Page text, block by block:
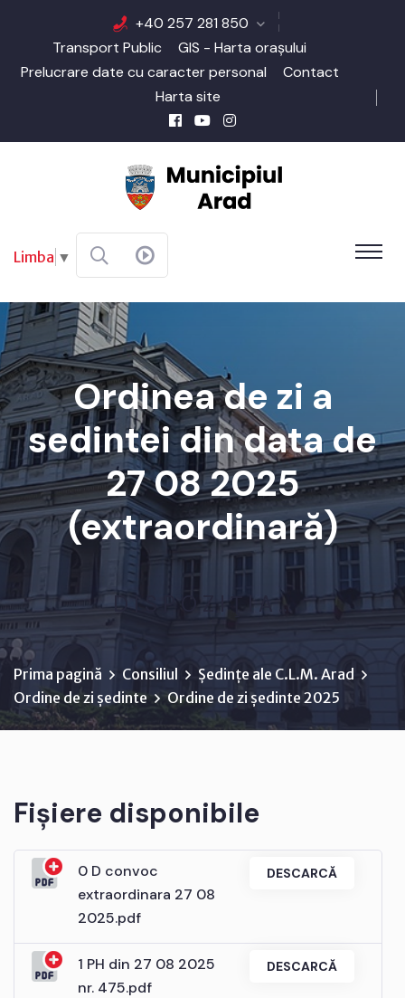
+40 257 281 850
Transport Public
GIS - Harta orașului
Prelucrare date cu caracter personal
Contact
Harta site
Limba ▼
Ordinea de zi a
sedintei din data de
27 08 2025
(extraordinară)
D I S P O Z I Ţ I A ...
Prima pagină Consiliul
Ședințe ale C.L.M. Arad
Ordine de zi ședinte
Ordine de zi ședinte 2025
Fișiere disponibile
0 D convoc
extraordinara 27 08
2025.pdf
DESCARCĂ
1 PH din 27 08 2025
nr. 475.pdf
DESCARCĂ